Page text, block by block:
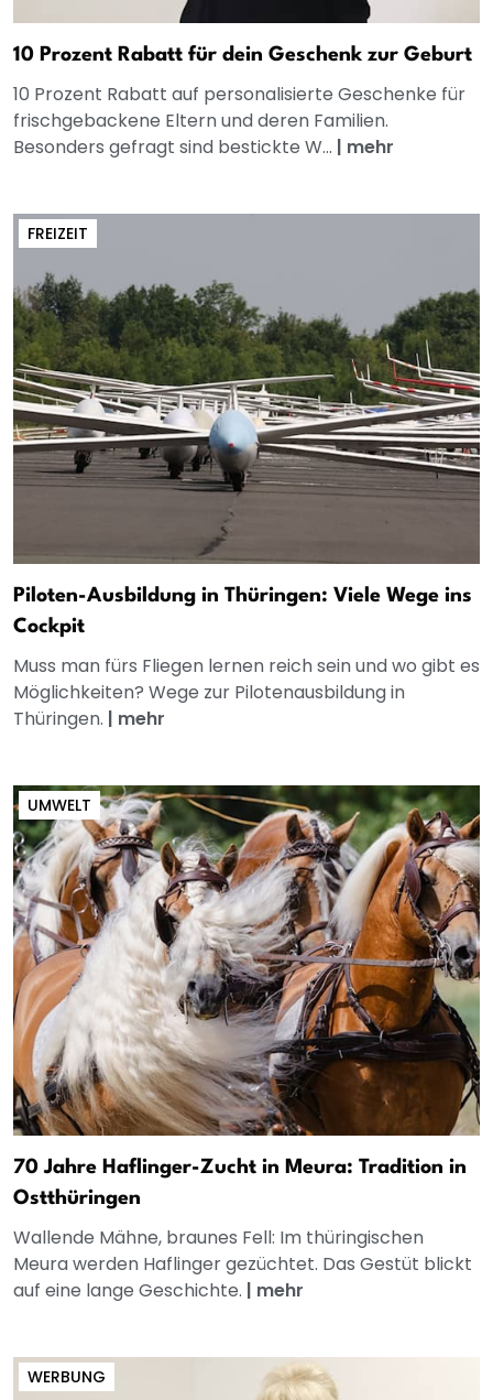
10 Prozent Rabatt für dein Geschenk zur Geburt
10 Prozent Rabatt auf personalisierte Geschenke für
frischgebackene Eltern und deren Familien.
Besonders gefragt sind bestickte W... | mehr
FREIZEIT
Piloten-Ausbildung in Thüringen: Viele Wege ins
Cockpit
Muss man fürs Fliegen lernen reich sein und wo gibt es
Möglichkeiten? Wege zur Pilotenausbildung in
Thüringen. | mehr
UMWELT
70 Jahre Haflinger-Zucht in Meura: Tradition in
Ostthüringen
Wallende Mähne, braunes Fell: Im thüringischen
Meura werden Haflinger gezüchtet. Das Gestüt blickt
auf eine lange Geschichte. | mehr
WERBUNG